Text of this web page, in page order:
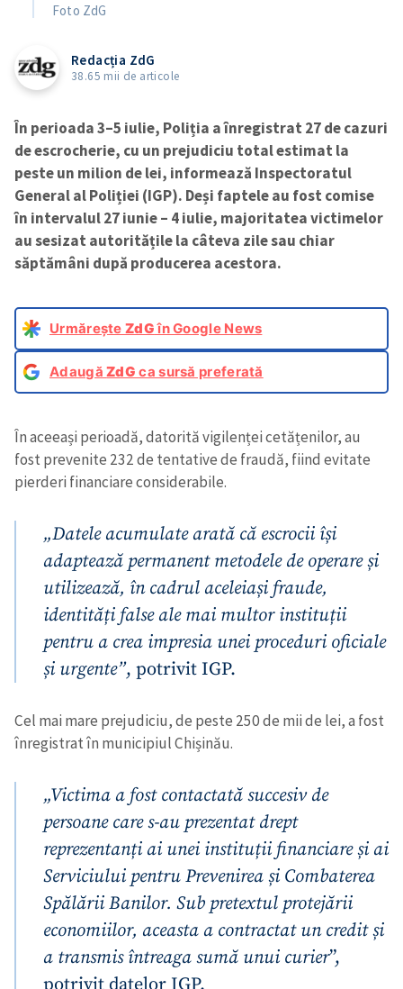
Foto ZdG
Redacția ZdG
38.65 mii de articole
În perioada 3–5 iulie, Poliția a înregistrat 27 de cazuri
de escrocherie, cu un prejudiciu total estimat la
peste un milion de lei, informează Inspectoratul
General al Poliției (IGP). Deși faptele au fost comise
în intervalul 27 iunie – 4 iulie, majoritatea victimelor
au sesizat autoritățile la câteva zile sau chiar
săptămâni după producerea acestora.
Urmărește ZdGîn Google News
AdaugăZdG ca sursă preferată
În aceeași perioadă, datorită vigilenței cetățenilor, au
fost prevenite 232 de tentative de fraudă, fiind evitate
pierderi financiare considerabile.
„Datele acumulate arată că escrocii își
adaptează permanent metodele de operare și
utilizează, în cadrul aceleiași fraude,
identități false ale mai multor instituții
pentru a crea impresia unei proceduri oficiale
și urgente”, potrivit IGP.
Cel mai mare prejudiciu, de peste 250 de mii de lei, a fost
înregistrat în municipiul Chișinău.
„Victima a fost contactată succesiv de
persoane care s-au prezentat drept
reprezentanți ai unei instituții financiare și ai
Serviciului pentru Prevenirea și Combaterea
Spălării Banilor. Sub pretextul protejării
economiilor, aceasta a contractat un credit și
a transmis întreaga sumă unui curier”,
potrivit datelor IGP.